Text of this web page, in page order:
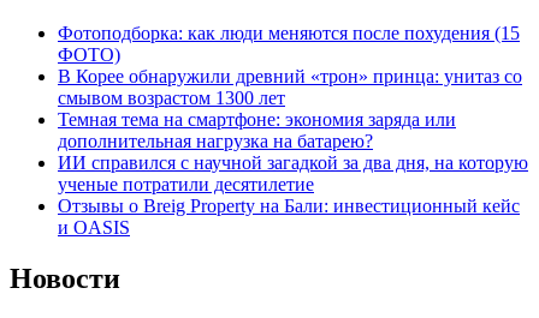
Фотоподборка: как люди меняются после похудения (15
ФОТО)
В Корее обнаружили древний «трон» принца: унитаз со
смывом возрастом 1300 лет
Темная тема на смартфоне: экономия заряда или
дополнительная нагрузка на батарею?
ИИ справился с научной загадкой за два дня, на которую
ученые потратили десятилетие
Отзывы о Breig Property на Бали: инвестиционный кейс
и OASIS
Новости